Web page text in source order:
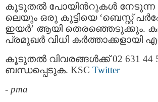
കൂടുതല്‍ പോയിൻറുകൾ നേടുന്ന
ലെയും ഒരു കുട്ടിയെ ‘ബെസ്റ്റ്
ഇയർ’ ആയി തെരഞ്ഞെടുക്കും.
പ്രമുഖർ വിധി കർത്താക്കളായി
കൂടുതൽ വിവരങ്ങൾക്ക് 02 631 44
ബന്ധപ്പെടുക. KSC Twitter
- pma